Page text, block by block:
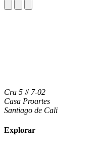
Cra 5 # 7-02
Casa Proartes
Santiago de Cali
Explorar